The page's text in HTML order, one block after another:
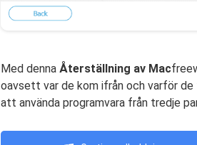
Med denna Återställning av Mac
oavsett var de kom ifrån och varför
att använda programvara från tredje